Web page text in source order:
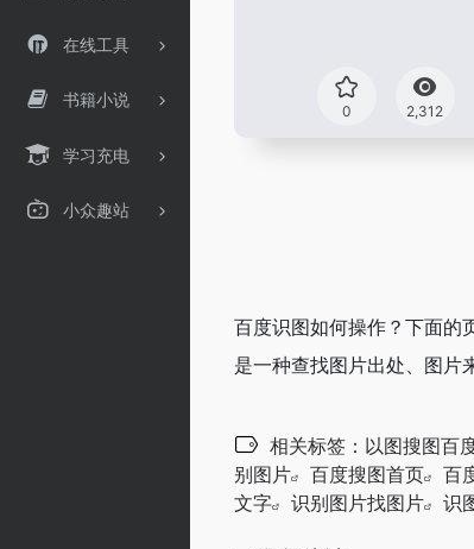
在线工具
书籍小说
学习充电
小众趣站
0 2,312
百度识图如何操作？下面的
是一种查找图片出处、图片
相关标签： 以图搜图百
别图片
百度搜图首页 百
文字
识别图片找图片 识